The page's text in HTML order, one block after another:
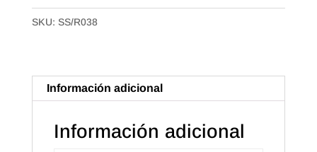
Raso
de
grandes
cantidad
SKU: SS/R038
Información adicional
Información adicional